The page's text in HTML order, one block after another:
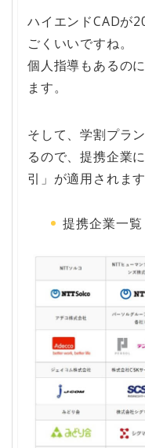
ハイエンドCADが
ごくいいですね。
個人指導もあるの
ます。
そして、学割プラ
るので、提携企業
引」が適用されます
提携企業一覧